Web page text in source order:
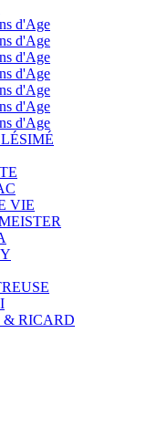
d'Age
d'Age
d'Age
d'Age
d'Age
d'Age
d'Age
VIE
& RICARD